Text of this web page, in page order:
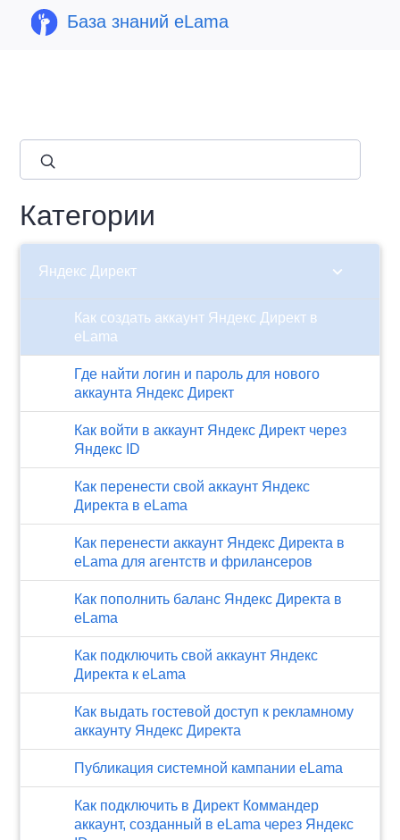
База знаний eLama
Категории
Яндекс Директ chevron_right
Как создать аккаунт Яндекс Директ в
eLama
Где найти логин и пароль для нового
аккаунта Яндекс Директ
Как войти в аккаунт Яндекс Директ через
Яндекс ID
Как перенести свой аккаунт Яндекс
Директа в eLama
Как перенести аккаунт Яндекс Директа в
eLama для агентств и фрилансеров
Как пополнить баланс Яндекс Директа в
eLama
Как подключить свой аккаунт Яндекс
Директа к eLama
Как выдать гостевой доступ к рекламному
аккаунту Яндекс Директа
Публикация системной кампании eLama
Как подключить в Директ Коммандер
аккаунт, созданный в eLama через Яндекс